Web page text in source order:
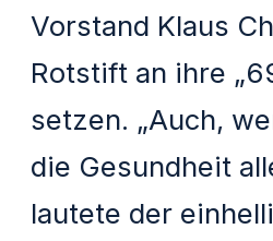
Vorstand Klaus
Rotstift an ihre
setzen. „Auch,
die Gesundheit
lautete der